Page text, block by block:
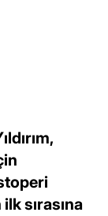
sırasına